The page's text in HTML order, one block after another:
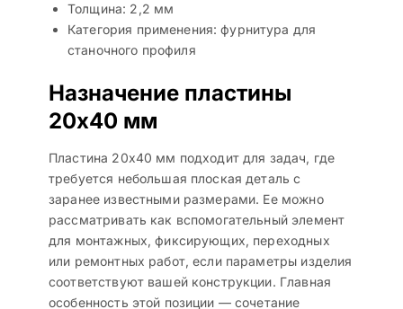
Толщина: 2,2 мм
Категория применения: фурнитура для
станочного профиля
Назначение пластины
20х40 мм
Пластина 20х40 мм подходит для задач, где
требуется небольшая плоская деталь с
заранее известными размерами. Ее можно
рассматривать как вспомогательный элемент
для монтажных, фиксирующих, переходных
или ремонтных работ, если параметры изделия
соответствуют вашей конструкции. Главная
особенность этой позиции — сочетание